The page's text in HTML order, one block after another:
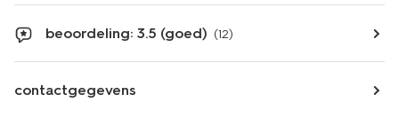
beoordeling: 3.5 (goed) (12)
contactgegevens